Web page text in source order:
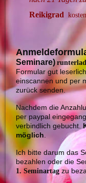
Reikigrad
Seminare)
Formular gut
einscannen und per
zurück senden.
Nachdem die
per paypal
verbindlich gebucht.
möglich
Ich bitte darum das
bezahlen oder die
1. Seminartagzu